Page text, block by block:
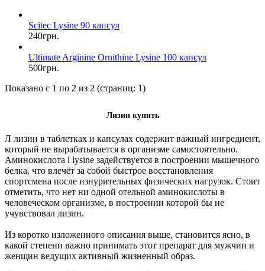
Scitec Lysine 90 капсул
240грн.
Ultimate Arginine Ornithine Lysine 100 капсул
500грн.
Показано с 1 по 2 из 2 (страниц: 1)
Лизин купить
Л лизин в таблетках и капсулах содержит важный ингредиент,
который не вырабатывается в организме самостоятельно.
Аминокислота l lysine задействуется в построении мышечного
белка, что влечёт за собой быстрое восстановления
спортсмена после изнурительных физических нагрузок. Стоит
отметить, что нет ни одной отельной аминокислоты в
человеческом организме, в построении которой бы не
учувствовал лизин.
Из коротко изложенного описания выше, становится ясно, в
какой степени важно принимать этот препарат для мужчин и
женщин ведущих активный жизненный образ.